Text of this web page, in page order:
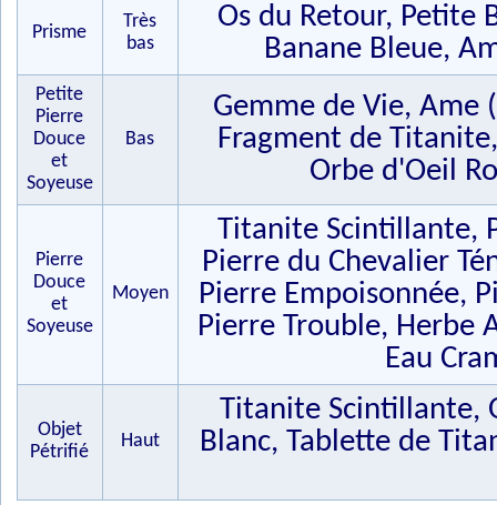
Prisme
Très
bas
Os du Retour, Petite
Banane Bleue,
Petite
Pierre
Douce
et
Soyeuse
Bas
Gemme de Vie,
Fragment de
Orbe d'Oeil
Pierre
Douce
et
Soyeuse
Moyen
Titanite Scintillante,
Pierre du Chevalier
Pierre Empoisonnée,
Pierre Trouble, Herbe
Eau
Objet
Pétrifié
Haut
Titanite Scintillante,
Blanc, Tablette de